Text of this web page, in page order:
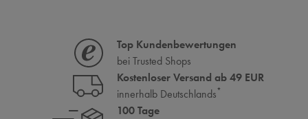
Top Kundenbewertungen
bei Trusted Shops
Kostenloser Versand ab 49 EUR
innerhalb Deutschlands*
100 Tage